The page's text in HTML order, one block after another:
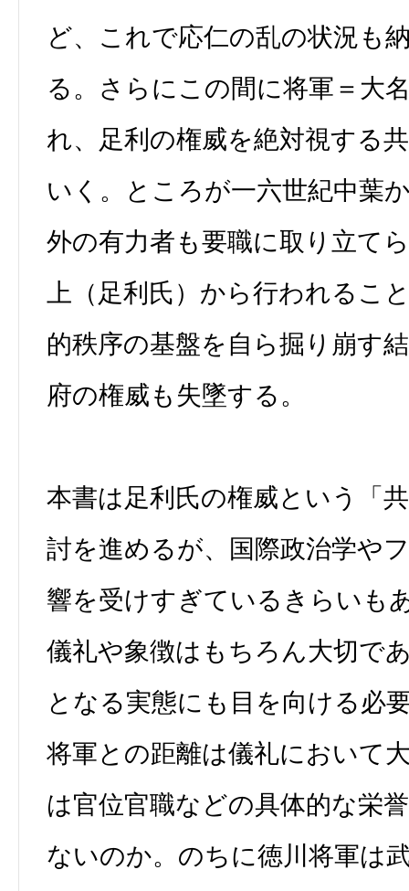
ど、これで応仁の乱の状況も
る。さらにこの間に将軍＝大
れ、足利の権威を絶対視する
いく。ところが一六世紀中葉
外の有力者も要職に取り立て
上（足利氏）から行われるこ
的秩序の基盤を自ら掘り崩す
府の権威も失墜する。
本書は足利氏の権威という「
討を進めるが、国際政治学や
響を受けすぎているきらいも
儀礼や象徴はもちろん大切で
となる実態にも目を向ける必
将軍との距離は儀礼において
は官位官職などの具体的な栄
ないのか。のちに徳川将軍は